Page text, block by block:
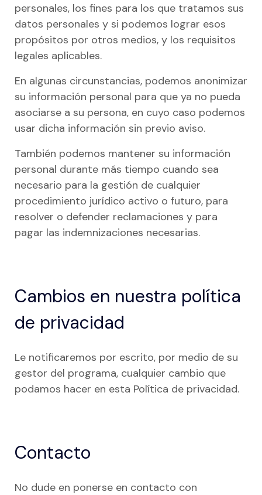
personales, los fines para los que tratamos sus
datos personales y si podemos lograr esos
propósitos por otros medios, y los requisitos
legales aplicables.
En algunas circunstancias, podemos anonimizar
su información personal para que ya no pueda
asociarse a su persona, en cuyo caso podemos
usar dicha información sin previo aviso.
También podemos mantener su información
personal durante más tiempo cuando sea
necesario para la gestión de cualquier
procedimiento jurídico activo o futuro, para
resolver o defender reclamaciones y para
pagar las indemnizaciones necesarias.
Cambios en nuestra política
de privacidad
Le notificaremos por escrito, por medio de su
gestor del programa, cualquier cambio que
podamos hacer en esta Política de privacidad.
Contacto
No dude en ponerse en contacto con